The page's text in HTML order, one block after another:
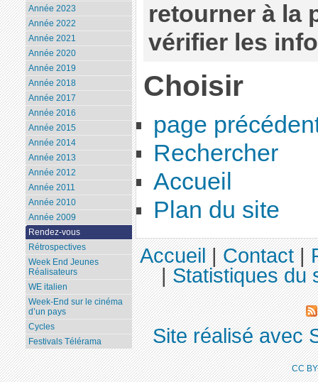
retourner à la
vérifier les
Choisir
page
Rechercher
Accueil
Plan du site
Année 2023
Année 2022
Année 2021
Année 2020
Année 2019
Année 2018
Année 2017
Année 2016
Année 2015
Année 2014
Année 2013
Année 2012
Année 2011
Année 2010
Année 2009
Rendez-vous
Rétrospectives
Week End Jeunes
Réalisateurs
WE italien
Week-End sur le cinéma
d’un pays
Cycles
Festivals Télérama
Accueil|Contact|
|Statistiques du
Site réalisé avec
CC